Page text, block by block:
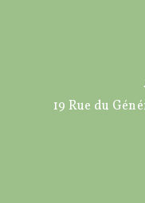
19 Rue du